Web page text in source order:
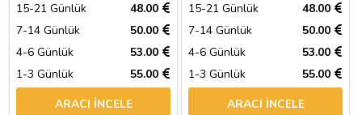
15-21 Günlük
48.00
7-14 Günlük
50.00
4-6 Günlük
53.00
1-3 Günlük
55.00
ARACI İNCELE
15-21 Günlük
48.00
7-14 Günlük
50.00
4-6 Günlük
53.00
1-3 Günlük
55.00
ARACI İNCELE